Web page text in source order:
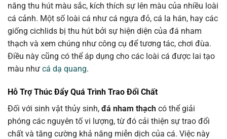
năng thu hút màu sắc, kích thích sự lên màu của nhiều loài
cá cảnh. Một số loài cá như cá ngựa đỏ, cá la hán, hay các
giống cichlids bị thu hút bởi sự hiện diện của đá nham
thạch và xem chúng như công cụ để tương tác, chơi đùa.
Điều này cũng có thể áp dụng cho các loài cá được lai tạo
màu như cá dạ quang.
Hỗ Trợ Thúc Đẩy Quá Trình Trao Đổi Chất
Đối với sinh vật thủy sinh, đá nham thạch có thể giải
phóng các nguyên tố vi lượng, từ đó cải thiện sự trao đổi
chất và tăng cường khả năng miễn dịch của cá. Việc này